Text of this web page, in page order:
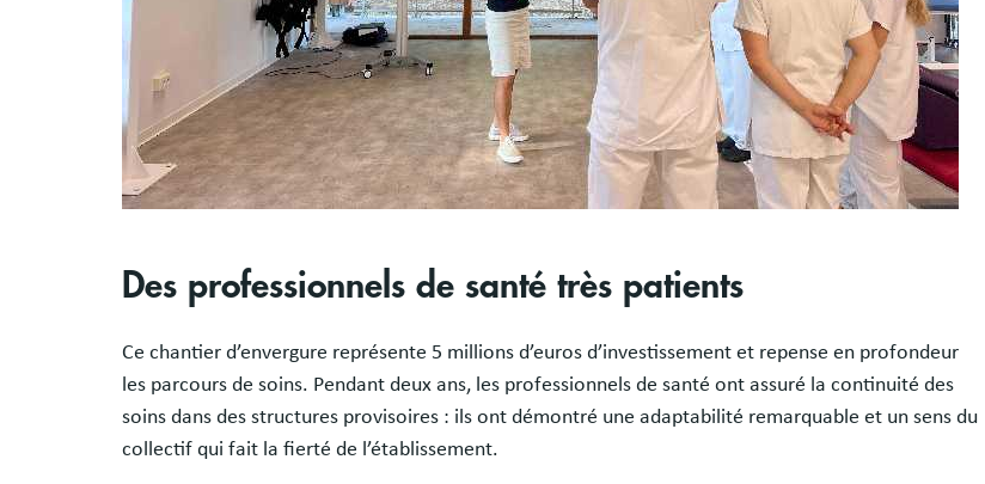
Des professionnels de santé très patients
Ce chantier d’envergure représente 5 millions d’euros d’investissement et repense en profondeur
les parcours de soins. Pendant deux ans, les professionnels de santé ont assuré la continuité des
soins dans des structures provisoires : ils ont démontré une adaptabilité remarquable et un sens du
collectif qui fait la fierté de l’établissement.